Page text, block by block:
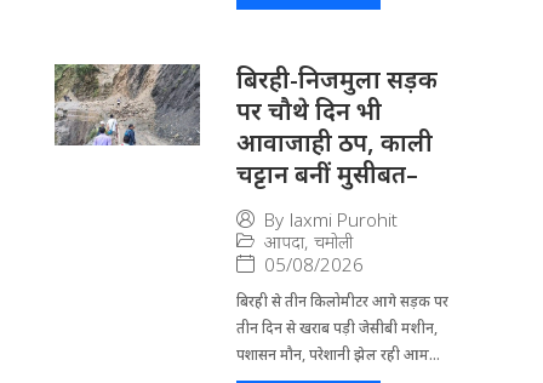
बिरही-निजमुला सड़क
पर चौथे दिन भी
आवाजाही ठप, काली
चट्टान बनीं मुसीबत–
By laxmi Purohit
आपदा, चमोली
05/08/2026
बिरही से तीन किलोमीटर आगे सड़क पर
तीन दिन से खराब पड़ी जेसीबी मशीन,
पशासन मौन, परेशानी झेल रही आम...